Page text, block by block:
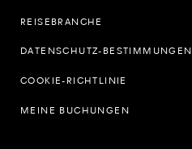
REISEBRANCHE
DATENSCHUTZ-BESTIMMUNGEN
COOKIE-RICHTLINIE
MEINE BUCHUNGEN